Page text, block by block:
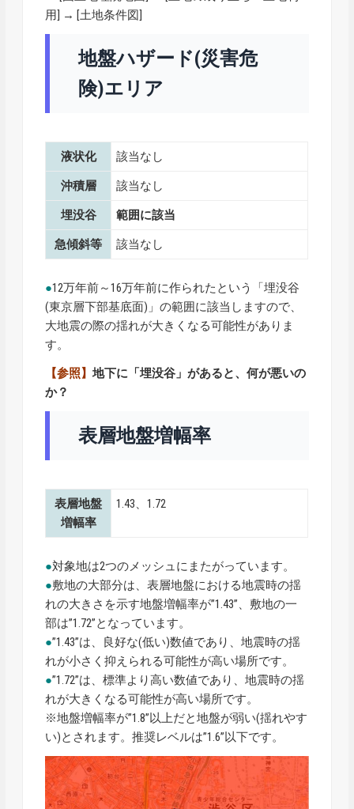
用] → [土地条件図]
地盤ハザード(災害危
険)エリア
液状化 該当なし
沖積層 該当なし
埋没谷 範囲に該当
急傾斜等 該当なし
●12万年前～16万年前に作られたという「埋没谷
(東京層下部基底面)」の範囲に該当しますので、
大地震の際の揺れが大きくなる可能性がありま
す。
【参照】地下に「埋没谷」があると、何が悪いの
か？
表層地盤増幅率
表層地盤
増幅率
1.43、1.72
●対象地は2つのメッシュにまたがっています。
●敷地の大部分は、表層地盤における地震時の揺
れの大きさを示す地盤増幅率が”1.43”、敷地の一
部は”1.72”となっています。
●”1.43”は、良好な(低い)数値であり、地震時の揺
れが小さく抑えられる可能性が高い場所です。
●”1.72”は、標準より高い数値であり、地震時の揺
れが大きくなる可能性が高い場所です。
※地盤増幅率が”1.8”以上だと地盤が弱い(揺れやす
い)とされます。推奨レベルは”1.6”以下です。